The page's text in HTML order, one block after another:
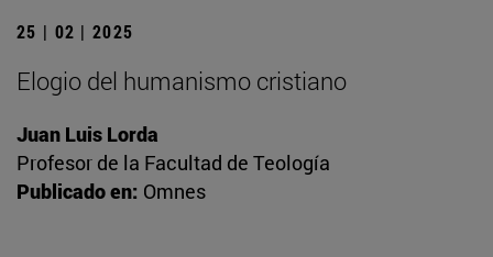
25 | 02 | 2025
Elogio del humanismo cristiano
Juan Luis Lorda
Profesor de la Facultad de Teología
Publicado en: Omnes